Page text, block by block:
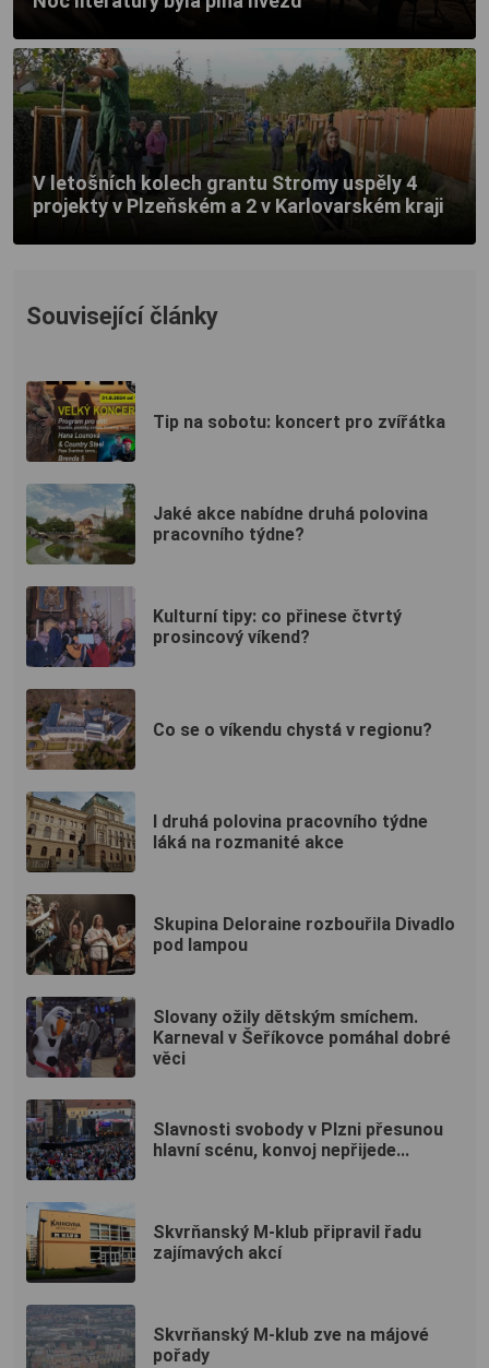
V letošních kolech grantu Stromy uspěly 4
projekty v Plzeňském a 2 v Karlovarském kraji
Související články
Tip na sobotu: koncert pro zvířátka
Jaké akce nabídne druhá polovina
pracovního týdne?
Kulturní tipy: co přinese čtvrtý
prosincový víkend?
Co se o víkendu chystá v regionu?
I druhá polovina pracovního týdne
láká na rozmanité akce
Skupina Deloraine rozbouřila Divadlo
pod lampou
Slovany ožily dětským smíchem.
Karneval v Šeříkovce pomáhal dobré
věci
Slavnosti svobody v Plzni přesunou
hlavní scénu, konvoj nepřijede...
Skvrňanský M-klub připravil řadu
zajímavých akcí
Skvrňanský M-klub zve na májové
pořady